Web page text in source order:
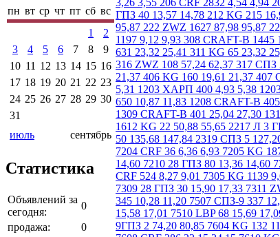
пн вт ср чт пт сб вс
1
2
3
4 5 6 7 8
9
10 11 12 13 14 15 16
17 18 19 20 21 22 23
24 25 26 27 28 29 30
31
июль
сентябрь
Статистика
Объявлений за
сегодня:
0
продажа:
0